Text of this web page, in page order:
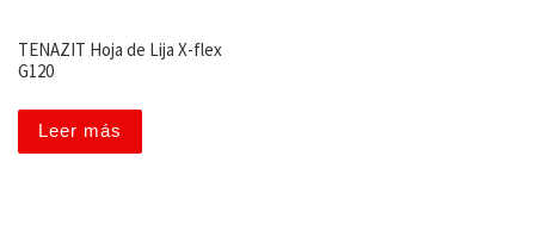
TENAZIT Hoja de Lija X-flex
G120
Leer más